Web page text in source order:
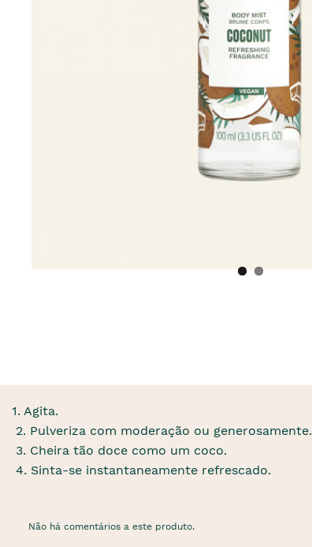
1. Agita.
2. Pulveriza com moderação ou generosamente.
3. Cheira tão doce como um coco.
4. Sinta-se instantaneamente refrescado.
Não há comentários a este produto.